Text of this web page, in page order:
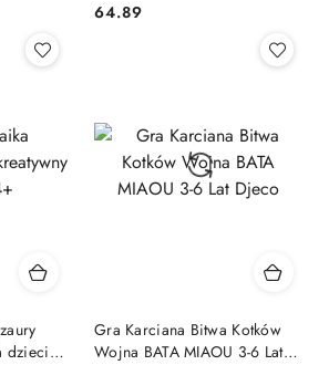
Cena:
64.89
dzieci
Gra Karciana Bitwa Kotków
Wojna BATA MIAOU 3-6 Lat